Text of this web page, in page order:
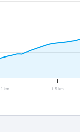
1 km 1.5 km